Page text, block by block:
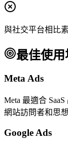
與社交平台相比
最佳使用
Meta Ads
Meta 最適合
網站訪問者和思
Google Ads